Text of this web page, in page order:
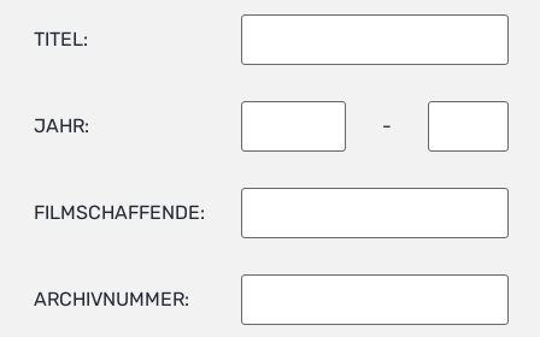
TITEL:
JAHR: -
FILMSCHAFFENDE:
ARCHIVNUMMER: